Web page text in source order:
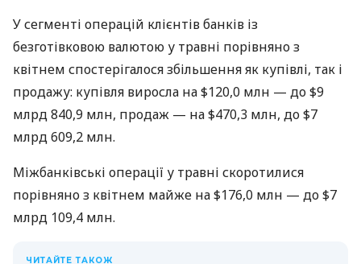
У сегменті операцій клієнтів банків із
безготівковою валютою у травні порівняно з
квітнем спостерігалося збільшення як купівлі, так і
продажу: купівля виросла на $120,0 млн — до $9
млрд 840,9 млн, продаж — на $470,3 млн, до $7
млрд 609,2 млн.
Міжбанківські операції у травні скоротилися
порівняно з квітнем майже на $176,0 млн — до $7
млрд 109,4 млн.
ЧИТАЙТЕ ТАКОЖ